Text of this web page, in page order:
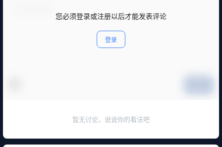
您必须登录或注册以后才能发表评论
登录
暂无讨论，说说你的看法吧